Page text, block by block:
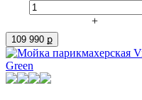
+
109 990 ք